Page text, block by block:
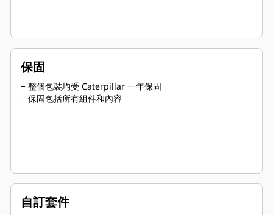
保固
− 整個包裝均受 Caterpillar 一年保固
− 保固包括所有組件和內容
自訂套件